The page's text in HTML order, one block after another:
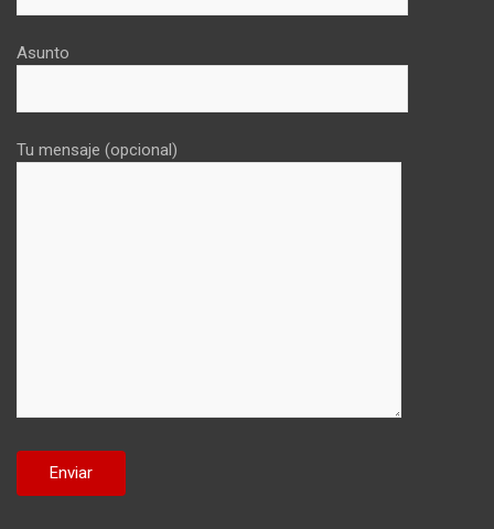
Asunto
Tu mensaje (opcional)